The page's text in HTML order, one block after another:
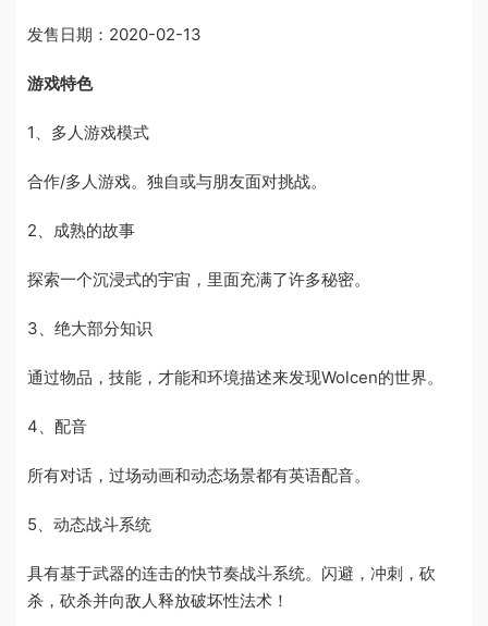
发售日期：2020-02-13
游戏特色
1、多人游戏模式
合作/多人游戏。独自或与朋友面对挑战。
2、成熟的故事
探索一个沉浸式的宇宙，里面充满了许多秘密。
3、绝大部分知识
通过物品，技能，才能和环境描述来发现Wolcen的世界。
4、配音
所有对话，过场动画和动态场景都有英语配音。
5、动态战斗系统
具有基于武器的连击的快节奏战斗系统。闪避，冲刺，砍
杀，砍杀并向敌人释放破坏性法术！